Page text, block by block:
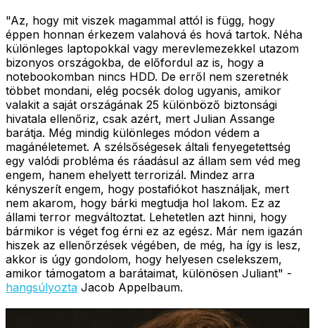
"Az, hogy mit viszek magammal attól is függ, hogy
éppen honnan érkezem valahová és hová tartok. Néha
különleges laptopokkal vagy merevlemezekkel utazom
bizonyos országokba, de előfordul az is, hogy a
notebookomban nincs HDD. De erről nem szeretnék
többet mondani, elég pocsék dolog ugyanis, amikor
valakit a saját országának 25 különböző biztonsági
hivatala ellenőriz, csak azért, mert Julian Assange
barátja. Még mindig különleges módon védem a
magánéletemet. A szélsőségesek általi fenyegetettség
egy valódi probléma és ráadásul az állam sem véd meg
engem, hanem ehelyett terrorizál. Mindez arra
kényszerít engem, hogy postafiókot használjak, mert
nem akarom, hogy bárki megtudja hol lakom. Ez az
állami terror megváltoztat. Lehetetlen azt hinni, hogy
bármikor is véget fog érni ez az egész. Már nem igazán
hiszek az ellenőrzések végében, de még, ha így is lesz,
akkor is úgy gondolom, hogy helyesen cselekszem,
amikor támogatom a barátaimat, különösen Juliant" -
hangsúlyozta Jacob Appelbaum.